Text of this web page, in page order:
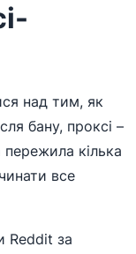
над тим, як
бану, проксі –
кілька
все
Reddit за